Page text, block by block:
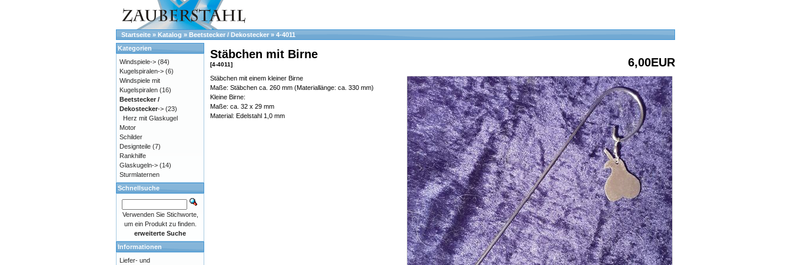
Startseite » Katalog » Beetstecker / Dekostecker» 4-4011
6,00EUR
Stäbchen mit Birne
[4-4011]
Stäbchen mit einem kleiner Birne
Maße: Stäbchen ca. 260 mm (Materiallänge: ca. 330 mm)
Kleine Birne:
Maße: ca. 32 x 29 mm
Material: Edelstahl 1,0 mm
Kategorien
Windspiele-> (84)
Kugelspiralen-> (6)
Windspiele mit
Kugelspiralen (16)
Beetstecker /
Dekostecker-> (23)
Herz mit Glaskugel
Motor
Schilder
Designteile (7)
Rankhilfe
Glaskugeln-> (14)
Sturmlaternen
Schnellsuche
Verwenden Sie Stichworte,
um ein Produkt zu finden.
erweiterte Suche
Informationen
Liefer- und